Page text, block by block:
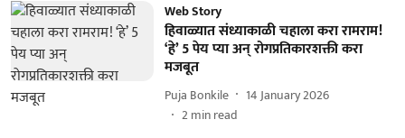
Web Story
हिवाळ्यात संध्याकाळी चहाला करा रामराम!
‘हे’ 5 पेय प्या अन् रोगप्रतिकारशक्ती करा
मजबूत
Puja Bonkile
14 January 2026
2min read